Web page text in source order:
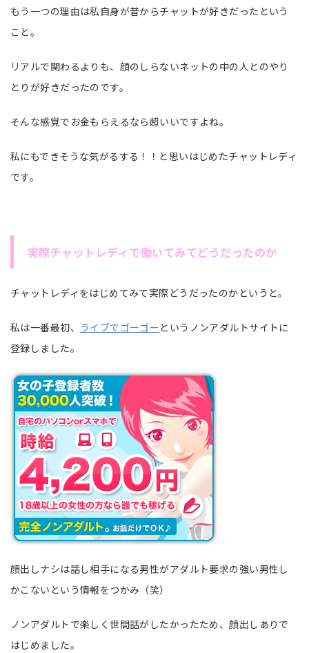
もう一つの理由は私自身が昔からチャットが好きだったという
こと。
リアルで関わるよりも、顔のしらないネットの中の人とのやり
とりが好きだったのです。
そんな感覚でお金もらえるなら超いいですよね。
私にもできそうな気がるする！！と思いはじめたチャットレディ
です。
実際チャットレディで働いてみてどうだったのか
チャットレディをはじめてみて実際どうだったのかというと。
私は一番最初、 ライブでゴーゴーというノンアダルトサイトに
登録しました。
顔出しナシは話し相手になる男性がアダルト要求の強い男性し
かこないという情報をつかみ（笑）
ノンアダルトで楽しく世間話がしたかったため、顔出しありで
はじめました。